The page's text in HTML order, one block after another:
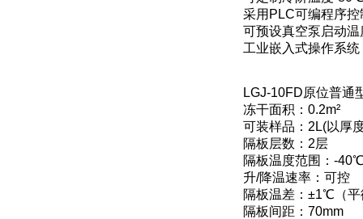
采用PLC可编程序
可预设真空泵启动
工业嵌入式操作系
LGJ-10FD原位普通
冻干面积：0.2m²
可装样品：2L(以厚
隔板层数：2层
隔板温度范围：-
升/降温速率：可控
隔板温差：±1℃（平
隔板间距：70mm